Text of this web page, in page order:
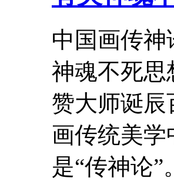
中国画传
神魂不死
赞大师诞
画传统美
是“传神论